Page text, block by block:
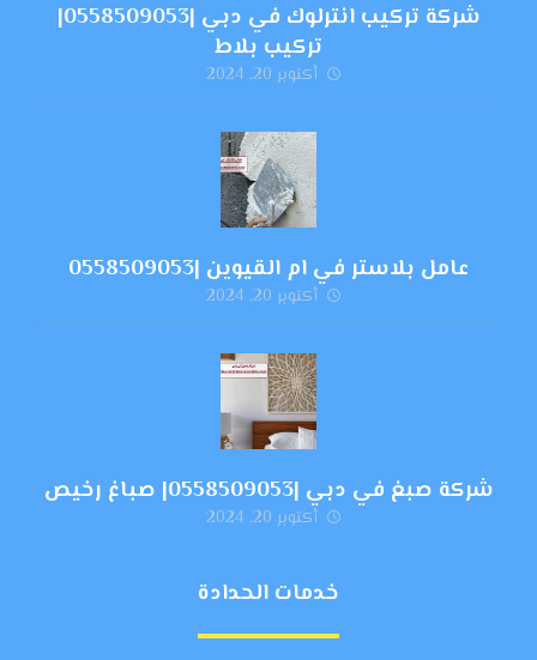
شركة تركيب انترلوك في دبي |0558509053|
تركيب بلاط
أكتوبر 20, 2024
عامل بلاستر في ام القيوين |0558509053
أكتوبر 20, 2024
شركة صبغ في دبي |0558509053| صباغ رخيص
أكتوبر 20, 2024
خدمات الحدادة